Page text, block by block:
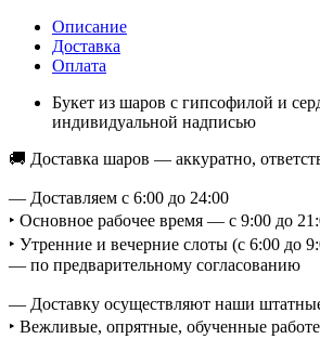
Описание
Доставка
Оплата
Букет из шаров с гипсофилой и
индивидуальной надписью
🚚 Доставка шаров — аккуратно,
— Доставляем с 6:00 до 24:00
‣ Основное рабочее время — с 9:00 до
‣ Утренние и вечерние слоты (с 6:00 до
— по предварительному согласованию
— Доставку осуществляют наши
‣ Вежливые, опрятные, обученные